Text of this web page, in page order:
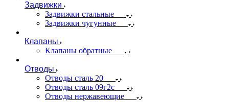
Задвижки
Задвижки стальные
Задвижки чугунные
Клапаны
Клапаны обратные
Отводы
Отводы сталь 20
Отводы сталь 09г2с
Отводы нержавеющие